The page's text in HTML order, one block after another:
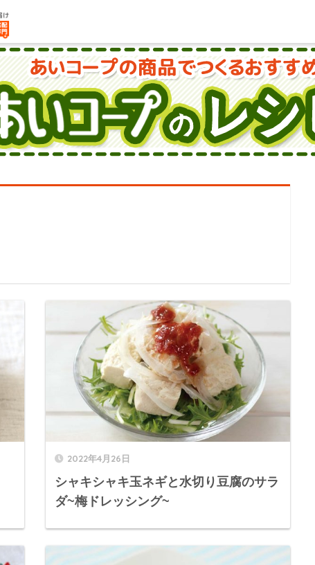
2022年4月26日
シャキシャキ玉ネギと水切り豆腐のサラ
ダ~梅ドレッシング~